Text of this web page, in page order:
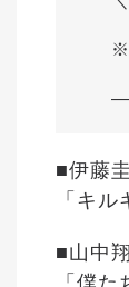
※
—
■伊藤
「キ
■山中
「僕